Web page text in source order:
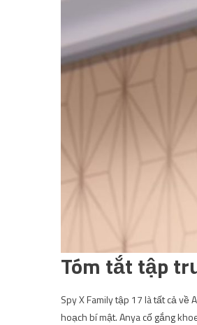
Tóm tắt tập
Spy X Family tập 17 là tất cả về
hoạch bí mật. Anya cố gắng